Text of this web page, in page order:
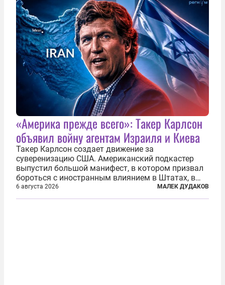
«Америка прежде всего»: Такер Карлсон
объявил войну агентам Израиля и Киева
Такер Карлсон создает движение за
суверенизацию США. Американский подкастер
выпустил большой манифест, в котором призвал
бороться с иностранным влиянием в Штатах, в
первую очередь имея в виду Израиль. А также
прекратить заморские войны, выплатить
6 августа 2026 МАЛЕК ДУДАКОВ